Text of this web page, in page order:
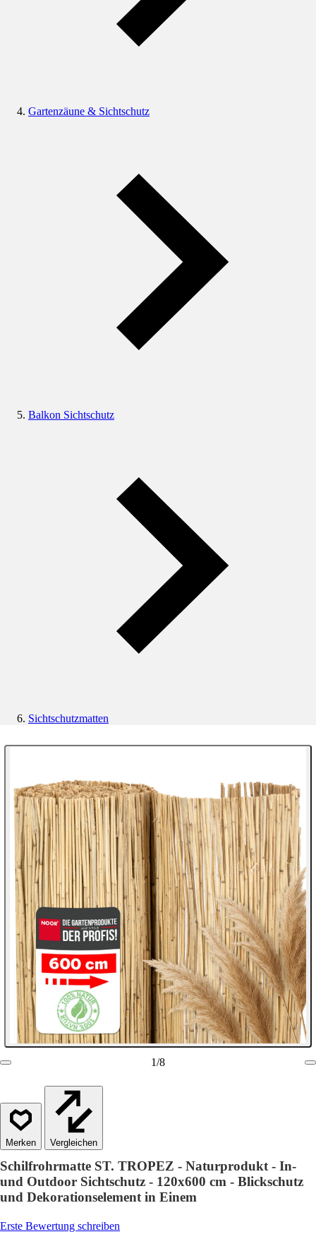
Gartenzäune & Sichtschutz
Balkon Sichtschutz
Sichtschutzmatten
1/8
Vergleichen
Schilfrohrmatte ST. TROPEZ - Naturprodukt - In-
und Outdoor Sichtschutz - 120x600 cm - Blickschutz
und Dekorationselement in Einem
Erste Bewertung schreiben